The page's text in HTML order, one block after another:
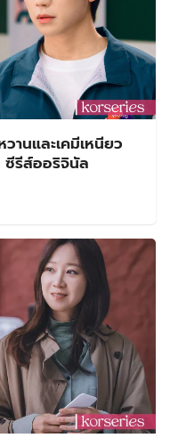
านและเคมีเหนียว
ซีรีส์ออริจินัล